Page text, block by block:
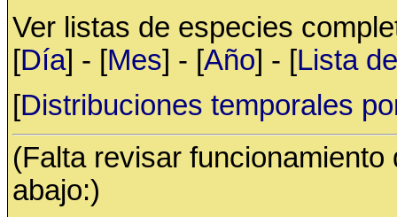
Ver listas de especies
[Día] - [Mes] - [Año] - [Lista
[Distribuciones temporales
(Falta revisar
abajo:)